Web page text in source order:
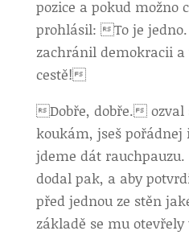
pozice a pokud možno
prohlásil: To je
zachránil demokracii
cestě!
Dobře, dobře. ozval
koukám, jseš
jdeme dát
dodal pak, a aby
před jednou ze stěn
základě se mu otevřely